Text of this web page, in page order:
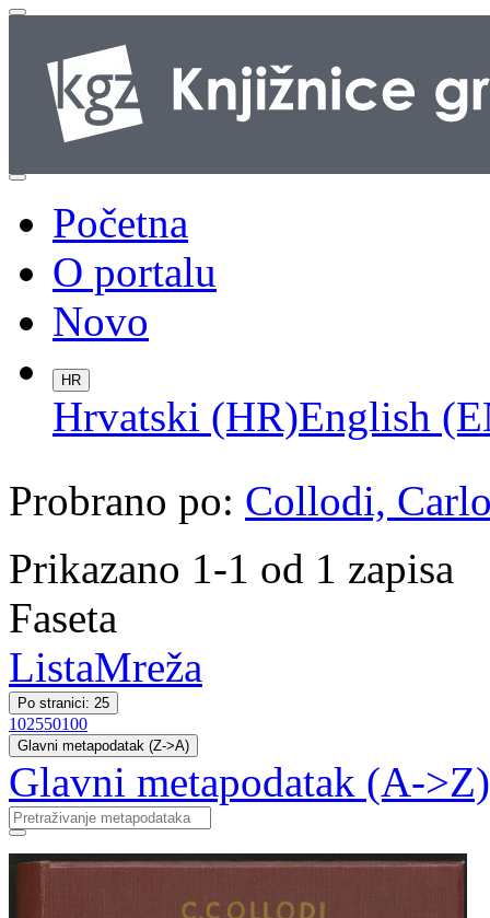
Početna
O portalu
Novo
HR
Hrvatski (HR)English
Probrano po: Collodi,
Prikazano 1-1 od 1 zapisa
Faseta
ListaMreža
Po stranici: 25
102550100
Glavni metapodatak (Z->A)
Glavni metapodatak (A->Z)